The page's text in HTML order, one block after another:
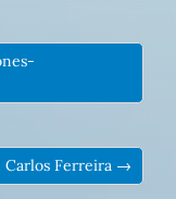
Carlos Ferreira →